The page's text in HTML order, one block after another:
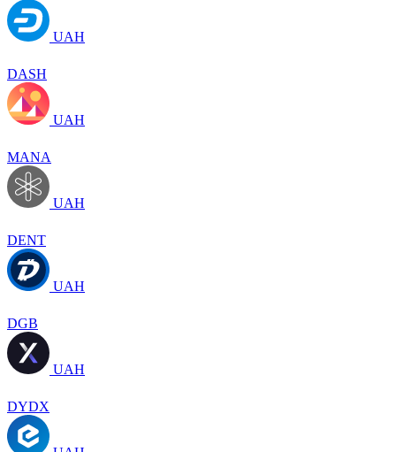
UAH
DASH
UAH
MANA
UAH
DENT
UAH
DGB
UAH
DYDX